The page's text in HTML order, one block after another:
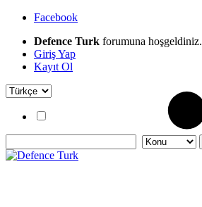
Facebook
Defence Turk forumuna hoşgeldiniz.
Giriş Yap
Kayıt Ol